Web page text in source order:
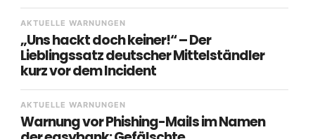
AKTUELLE WARNUNGEN
„Uns hackt doch keiner!“ – Der
Lieblingssatz deutscher Mittelständler
kurz vor dem Incident
AKTUELLE WARNUNGEN
Warnung vor Phishing-Mails im Namen